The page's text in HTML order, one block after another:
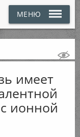
МЕНЮ
имеет
ионной